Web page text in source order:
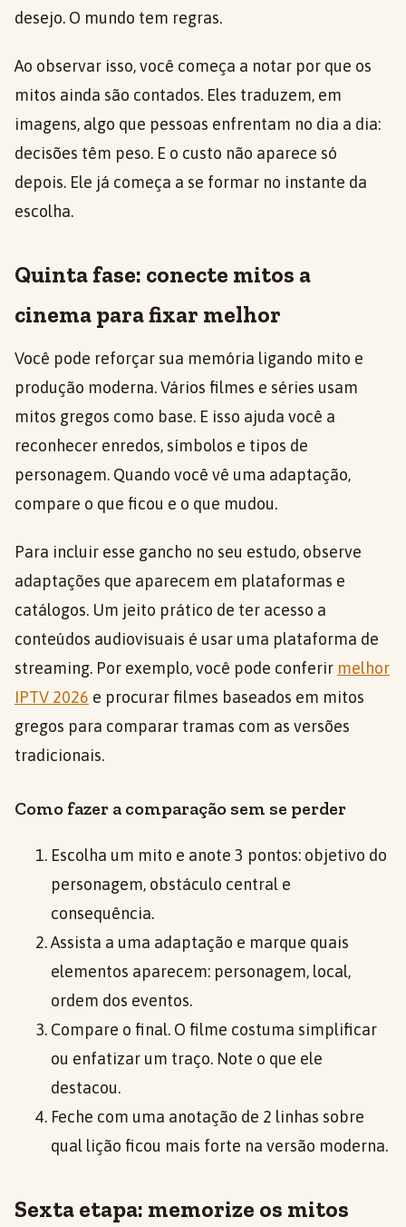
desejo. O mundo tem regras.
Ao observar isso, você começa a notar por que os
mitos ainda são contados. Eles traduzem, em
imagens, algo que pessoas enfrentam no dia a dia:
decisões têm peso. E o custo não aparece só
depois. Ele já começa a se formar no instante da
escolha.
Quinta fase: conecte mitos a
cinema para fixar melhor
Você pode reforçar sua memória ligando mito e
produção moderna. Vários filmes e séries usam
mitos gregos como base. E isso ajuda você a
reconhecer enredos, símbolos e tipos de
personagem. Quando você vê uma adaptação,
compare o que ficou e o que mudou.
Para incluir esse gancho no seu estudo, observe
adaptações que aparecem em plataformas e
catálogos. Um jeito prático de ter acesso a
conteúdos audiovisuais é usar uma plataforma de
streaming. Por exemplo, você pode conferir melhor
IPTV 2026 e procurar filmes baseados em mitos
gregos para comparar tramas com as versões
tradicionais.
Como fazer a comparação sem se perder
Escolha um mito e anote 3 pontos: objetivo do
personagem, obstáculo central e
consequência.
Assista a uma adaptação e marque quais
elementos aparecem: personagem, local,
ordem dos eventos.
Compare o final. O filme costuma simplificar
ou enfatizar um traço. Note o que ele
destacou.
Feche com uma anotação de 2 linhas sobre
qual lição ficou mais forte na versão moderna.
Sexta etapa: memorize os mitos